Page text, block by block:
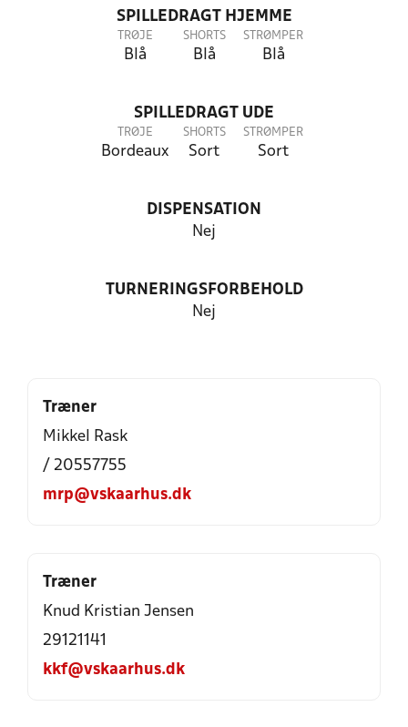
SPILLEDRAGT HJEMME
TRØJE
Blå
SHORTS
Blå
STRØMPER
Blå
SPILLEDRAGT UDE
TRØJE
Bordeaux
SHORTS
Sort
STRØMPER
Sort
DISPENSATION
Nej
TURNERINGSFORBEHOLD
Nej
Træner
Mikkel Rask
/ 20557755
mrp@vskaarhus.dk
Træner
Knud Kristian Jensen
29121141
kkf@vskaarhus.dk